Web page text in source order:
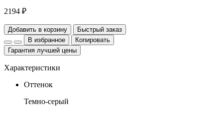
2194 ₽
Добавить в корзину
Быстрый заказ
В избранное
Копировать
Гарантия лучшей цены
Характеристики
Оттенок
Темно-серый